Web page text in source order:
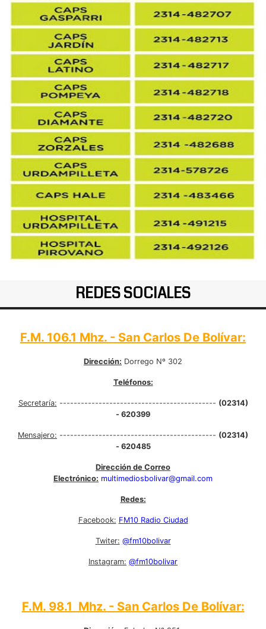
REDES SOCIALES
F.M. 106.1 Mhz. - San Carlos De Bolívar:
Dirección: Dorrego Nº 302
Teléfonos:
Secretaría: -------------------------------------------- (02314)
- 620399
Mensajero: -------------------------------------------- (02314)
- 620485
Dirección de Correo
Electrónico: multimediosbolivar@gmail.com
Redes:
Facebook: FM10 Radio Ciudad
Twiter: @fm10bolivar
Instagram: @fm10bolivar
F.M. 98.1 Mhz. - San Carlos De Bolívar: